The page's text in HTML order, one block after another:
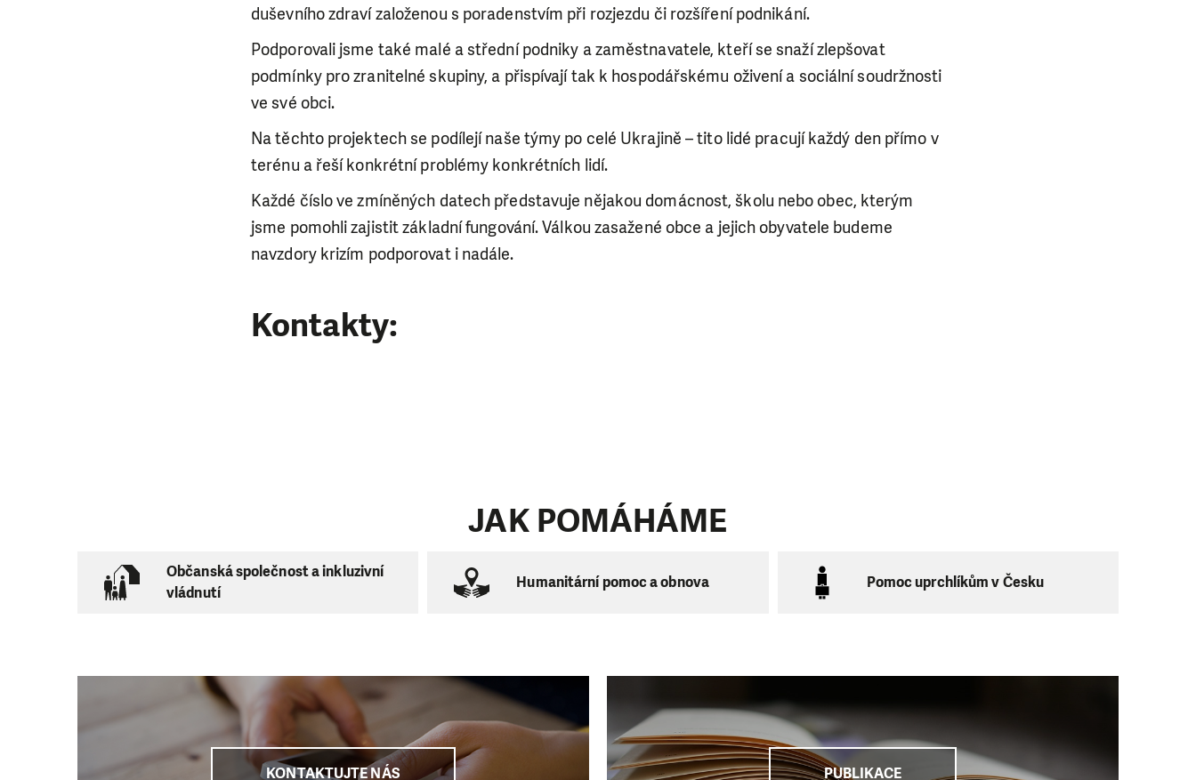
duševního zdraví založenou s poradenstvím při rozjezdu či rozšíření podnikání.
Podporovali jsme také malé a střední podniky a zaměstnavatele, kteří se snaží zlepšovat
podmínky pro zranitelné skupiny, a přispívají tak k hospodářskému oživení a sociální soudržnosti
ve své obci.
Na těchto projektech se podílejí naše týmy po celé Ukrajině – tito lidé pracují každý den přímo v
terénu a řeší konkrétní problémy konkrétních lidí.
Každé číslo ve zmíněných datech představuje nějakou domácnost, školu nebo obec, kterým
jsme pomohli zajistit základní fungování.Válkou zasažené obce a jejich obyvatele budeme
navzdory krizím podporovat i nadále.
Kontakty:
JAK POMÁHÁME
Občanská společnost a inkluzivní
vládnutí
Humanitární pomoc a obnova Pomoc uprchlíkům v Česku
KONTAKTUJTE NÁS PUBLIKACE